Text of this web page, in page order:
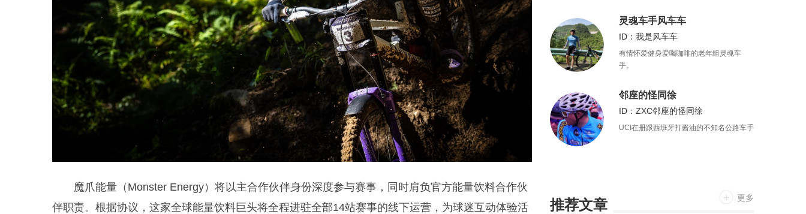
魔爪能量（Monster Energy）将以主合作伙伴身份深度参与赛事，同时肩负官方能量饮料合作伙
伴职责。根据协议，这家全球能量饮料巨头将全程进驻全部14站赛事的线下运营，为球迷互动体验活
灵魂车手风车车
ID：我是风车车
有情怀爱健身爱喝咖啡的老年组灵魂车
手。
邻座的怪同徐
ID：ZXC邻座的怪同徐
UCI在册跟西班牙打酱油的不知名公路车手
推荐文章 更多